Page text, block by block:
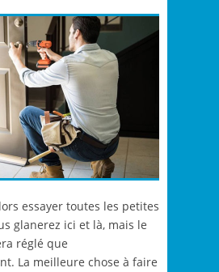
essayer toutes les petites
glanerez ici et là, mais le
réglé que
La meilleure chose à faire